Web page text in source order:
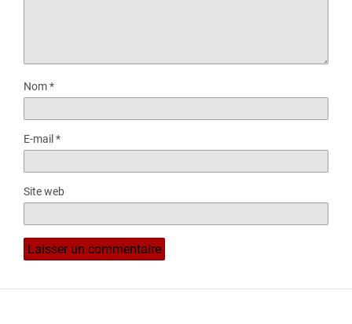
Nom*
E-mail *
Site web